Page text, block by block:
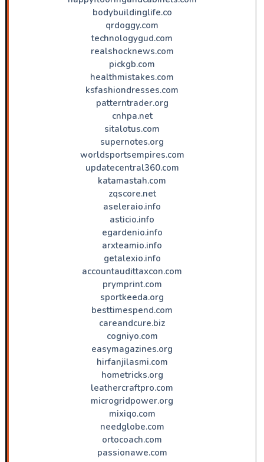
bodybuildinglife.co
qrdoggy.com
technologygud.com
realshocknews.com
pickgb.com
healthmistakes.com
ksfashiondresses.com
patterntrader.org
cnhpa.net
sitalotus.com
supernotes.org
worldsportsempires.com
updatecentral360.com
katamastah.com
zqscore.net
aseleraio.info
asticio.info
egardenio.info
arxteamio.info
getalexio.info
accountaudittaxcon.com
prymprint.com
sportkeeda.org
besttimespend.com
careandcure.biz
cogniyo.com
easymagazines.org
hirfanjilasmi.com
hometricks.org
leathercraftpro.com
microgridpower.org
mixiqo.com
needglobe.com
ortocoach.com
passionawe.com